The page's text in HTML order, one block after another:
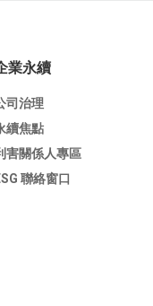
業永續
司治理
續焦點
害關係人專區
聯絡窗口